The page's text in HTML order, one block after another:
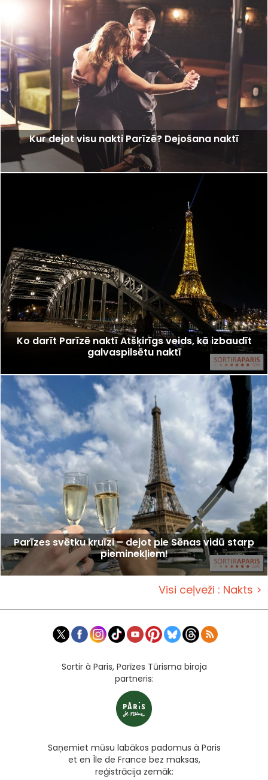
Kur dejot visu nakti Parīzē? Dejošana naktī
Ko darīt Parīzē naktī Atšķirīgs veids, kā izbaudīt
galvaspilsētu naktī
Parīzes svētku kruīzi – dejot pie Sēnas vidū starp
pieminekļiem!
Visi ceļveži : Nakts >
Sortir à Paris, Parīzes Tūrisma biroja
partneris:
Saņemiet mūsu labākos padomus à Paris
et en Île de France bez maksas,
reģistrācija zemāk: